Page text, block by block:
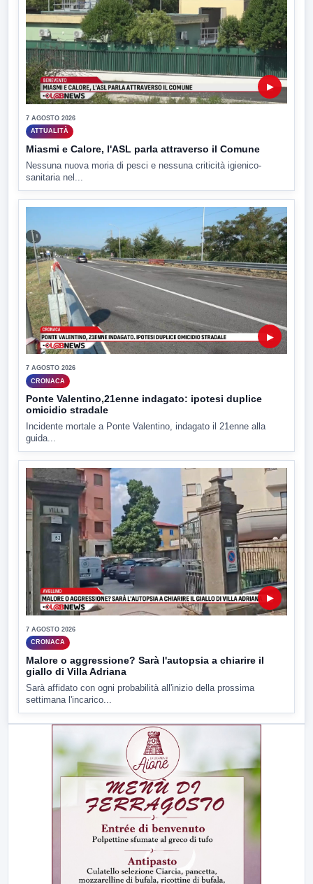
▶
7 AGOSTO 2026
ATTUALITÀ
Miasmi e Calore, l'ASL parla attraverso il Comune
Nessuna nuova moria di pesci e nessuna criticità igienico-
sanitaria nel...
▶
7 AGOSTO 2026
CRONACA
Ponte Valentino,21enne indagato: ipotesi duplice
omicidio stradale
Incidente mortale a Ponte Valentino, indagato il 21enne alla
guida...
▶
7 AGOSTO 2026
CRONACA
Malore o aggressione? Sarà l'autopsia a chiarire il
giallo di Villa Adriana
Sarà affidato con ogni probabilità all'inizio della prossima
settimana l'incarico...